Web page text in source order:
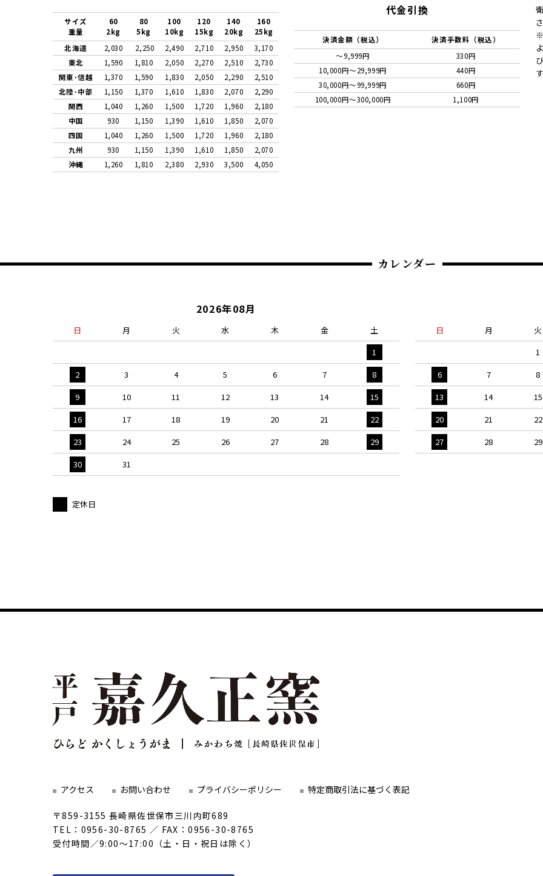
サイズ
重量
60
2kg
80
5kg
100
10kg
120
15kg
140
20kg
160
25kg
北海道
2,030 2,250 2,490 2,710 2,950
3,170
東北
1,590 1,810 2,050 2,270 2,510
2,730
関東･信越
1,370 1,590 1,830 2,050 2,290
2,510
北陸･中部
1,150 1,370 1,610 1,830 2,070
2,290
関西
1,040 1,260 1,500 1,720 1,960
2,180
中国
930 1,150 1,390 1,610 1,850
2,070
四国
1,040 1,260 1,500 1,720 1,960
2,180
九州
930 1,150 1,390 1,610 1,850
2,070
沖縄
1,260 1,810 2,380 2,930 3,500 4,050
代金引換
決済金額（税込）
決済手数料（税込）
～9,999円
330円
10,000円〜29,999円
440円
30,000円〜99,999円
660円
100,000円〜300,000円
1,100円
カレンダー
2026年08月
日 月 火 水 木 金
土
1
2
3 4 5 6 7
8
9
10 11 12 13 14
15
16
17 18 19 20 21
22
23
24 25 26 27 28
29
30
31
日 月 火
1
6
7 8
13
14 15
20
21 22
27
28 29
定休日
アクセス お問い合わせ プライバシーポリシー 特定商取引法に基づく表記
〒859-3155 長崎県佐世保市三川内町689
TEL：0956-30-8765 ／ FAX：0956-30-8765
受付時間／9:00～17:00（土・日・祝日は除く）